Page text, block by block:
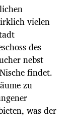
vielen
des
nebst
findet.
zu
was der